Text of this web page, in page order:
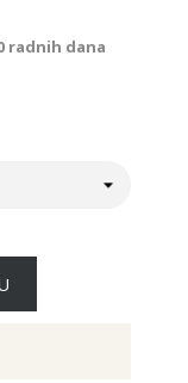
radnih dana